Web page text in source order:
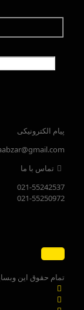
پیام الکترونیکی
تماس با ما
021-55242537
021-55250972
تمام حقوق این